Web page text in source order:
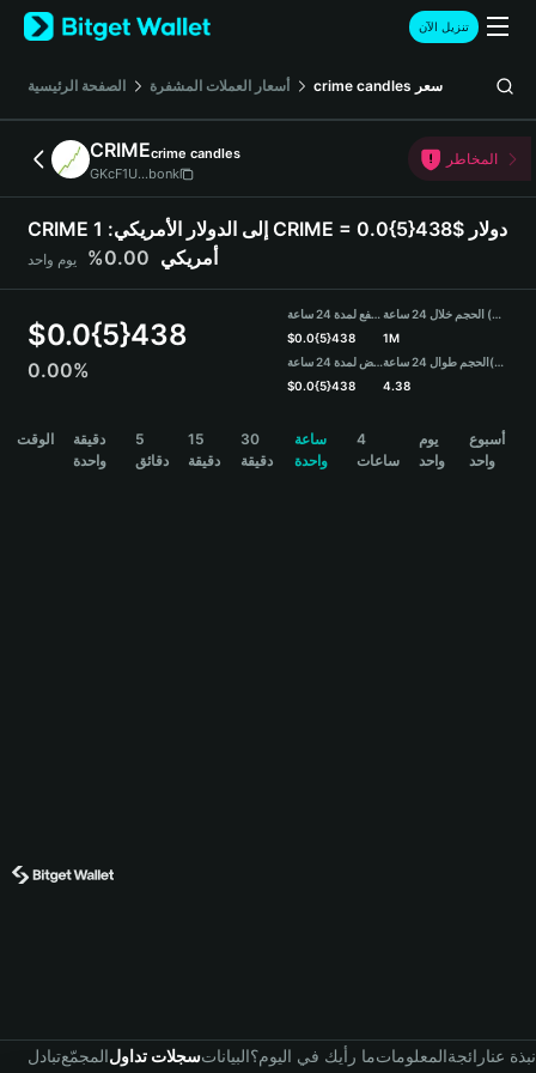
English
日本語
Русский
Español (Latinoamérica)
Türkçe
Deutsch
简体中文
Português (Portugal)
Bahasa Indonesia
বাংলা
تنزيل الآن
الصفحة الرئيسية أسعار العملات المشفرة crime candles سعر
CRIMEcrime candles
GKcF1U...bonk
المخاطر
CRIME إلى الدولار الأمريكي: 1 CRIME = 0.0{5}438$ دولار
أمريكي 0.00% يوم واحد
$0.0{5}438
0.00%
مرتفع لمدة 24 ساعة
$0.0{5}438
منخفض لمدة 24 ساعة
$0.0{5}438
الحجم خلال 24 ساعة (CRIME)
1M
الحجم طوال 24 ساعة(USDT)
4.38
الوقت
دقيقة
واحدة
5
دقائق
15
دقيقة
30
دقيقة
ساعة
واحدة
4
ساعات
يوم
واحد
أسبوع
واحد
تبادلالمجمّعسجلات تداولالبياناتما رأيك في اليوم؟المعلوماترائجةنبذة عنا